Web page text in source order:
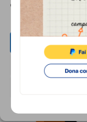
di profilazione.
Cronache dà i